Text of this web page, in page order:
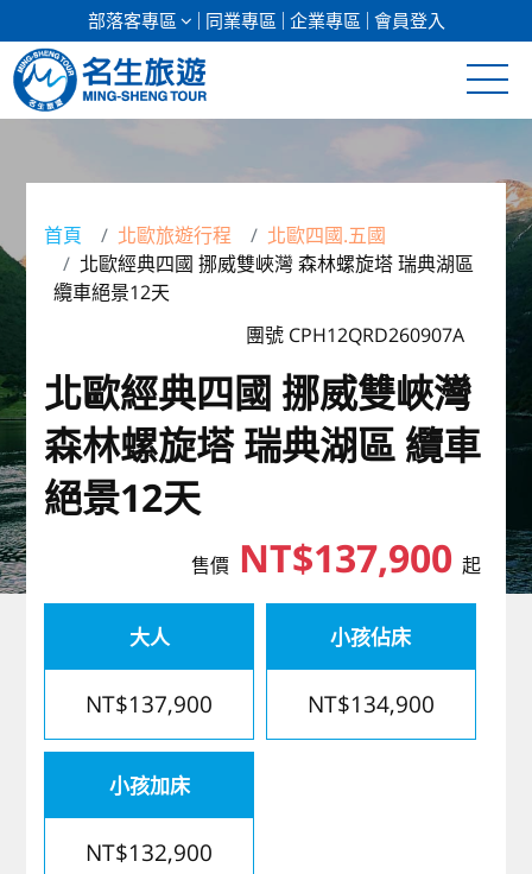
部落客專區 同業專區 企業專區 會員登入
郵輪假期
韓國
東南亞
美加紐澳
歐洲
首頁 北歐旅遊行程
北歐四國.五國
北歐經典四國 挪威雙峽灣 森林螺旋塔 瑞典湖區
纜車絕景12天
團號 CPH12QRD260907A
北歐經典四國 挪威雙峽灣
森林螺旋塔 瑞典湖區 纜車
絕景12天
售價NT$137,900 起
大人
NT$137,900
小孩佔床
NT$134,900
小孩加床
NT$132,900